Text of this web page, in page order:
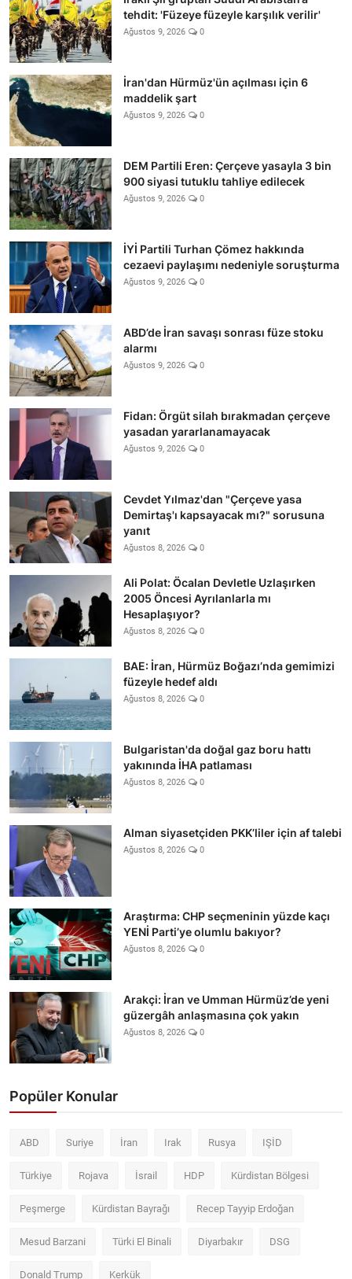
tehdit: 'Füzeye füzeyle karşılık verilir'
Ağustos 9, 2026 0
İran'dan Hürmüz'ün açılması için 6
maddelik şart
Ağustos 9, 2026 0
DEM Partili Eren: Çerçeve yasayla 3 bin
900 siyasi tutuklu tahliye edilecek
Ağustos 9, 2026 0
İYİ Partili Turhan Çömez hakkında
cezaevi paylaşımı nedeniyle soruşturma
Ağustos 9, 2026 0
ABD’de İran savaşı sonrası füze stoku
alarmı
Ağustos 9, 2026 0
Fidan: Örgüt silah bırakmadan çerçeve
yasadan yararlanamayacak
Ağustos 9, 2026 0
Cevdet Yılmaz'dan "Çerçeve yasa
Demirtaş'ı kapsayacak mı?" sorusuna
yanıt
Ağustos 8, 2026 0
Ali Polat: Öcalan Devletle Uzlaşırken
2005 Öncesi Ayrılanlarla mı
Hesaplaşıyor?
Ağustos 8, 2026 0
BAE: İran, Hürmüz Boğazı’nda gemimizi
füzeyle hedef aldı
Ağustos 8, 2026 0
Bulgaristan'da doğal gaz boru hattı
yakınında İHA patlaması
Ağustos 8, 2026 0
Alman siyasetçiden PKK’liler için af talebi
Ağustos 8, 2026 0
Araştırma: CHP seçmeninin yüzde kaçı
YENİ Parti’ye olumlu bakıyor?
Ağustos 8, 2026 0
Arakçi: İran ve Umman Hürmüz’de yeni
güzergâh anlaşmasına çok yakın
Ağustos 8, 2026 0
Popüler Konular
ABD Suriye İran Irak Rusya IŞİD
Türkiye Rojava İsrail HDP Kürdistan Bölgesi
Peşmerge Kürdistan Bayrağı Recep Tayyip Erdoğan
Mesud Barzani Türki El Binali Diyarbakır DSG
Donald Trump Kerkük